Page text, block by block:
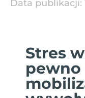
Data publikacji:
Stres
pewno